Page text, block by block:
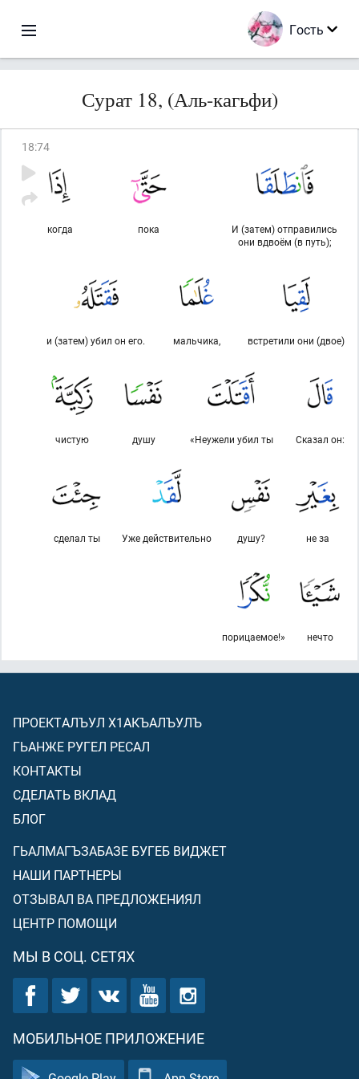
Гость
Сурат 18, (Аль-кагьфи)
18:74
И (затем) отправились
они вдвоём (в путь);
пока
когда
встретили они (двое)
мальчика,
и (затем) убил он его.
Сказал он:
«Неужели убил ты
душу
чистую
не за
душу?
Уже действительно
сделал ты
нечто
порицаемое!»
ПРОЕКТАЛЪУЛ Х1АКЪАЛЪУЛЪ
ГЬАНЖЕ РУГЕЛ РЕСАЛ
КОНТАКТЫ
СДЕЛАТЬ ВКЛАД
БЛОГ
ГЬАЛМАГЪЗАБАЗЕ БУГЕБ ВИДЖЕТ
НАШИ ПАРТНЕРЫ
ОТЗЫВАЛ ВА ПРЕДЛОЖЕНИЯЛ
ЦЕНТР ПОМОЩИ
МЫ В СОЦ. СЕТЯХ
МОБИЛЬНОЕ ПРИЛОЖЕНИЕ